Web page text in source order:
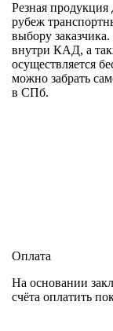
Резная продукция
рубеж
выбору
внутри КАД, а
осуществляется
можно забрать
в СПб.
Оплата
На основании
счёта оплатить